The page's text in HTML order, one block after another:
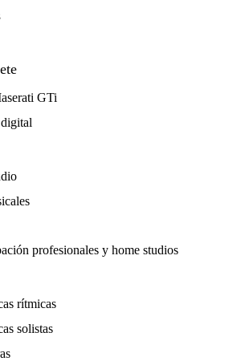
GTi
profesionales y home studios
rítmicas
solistas